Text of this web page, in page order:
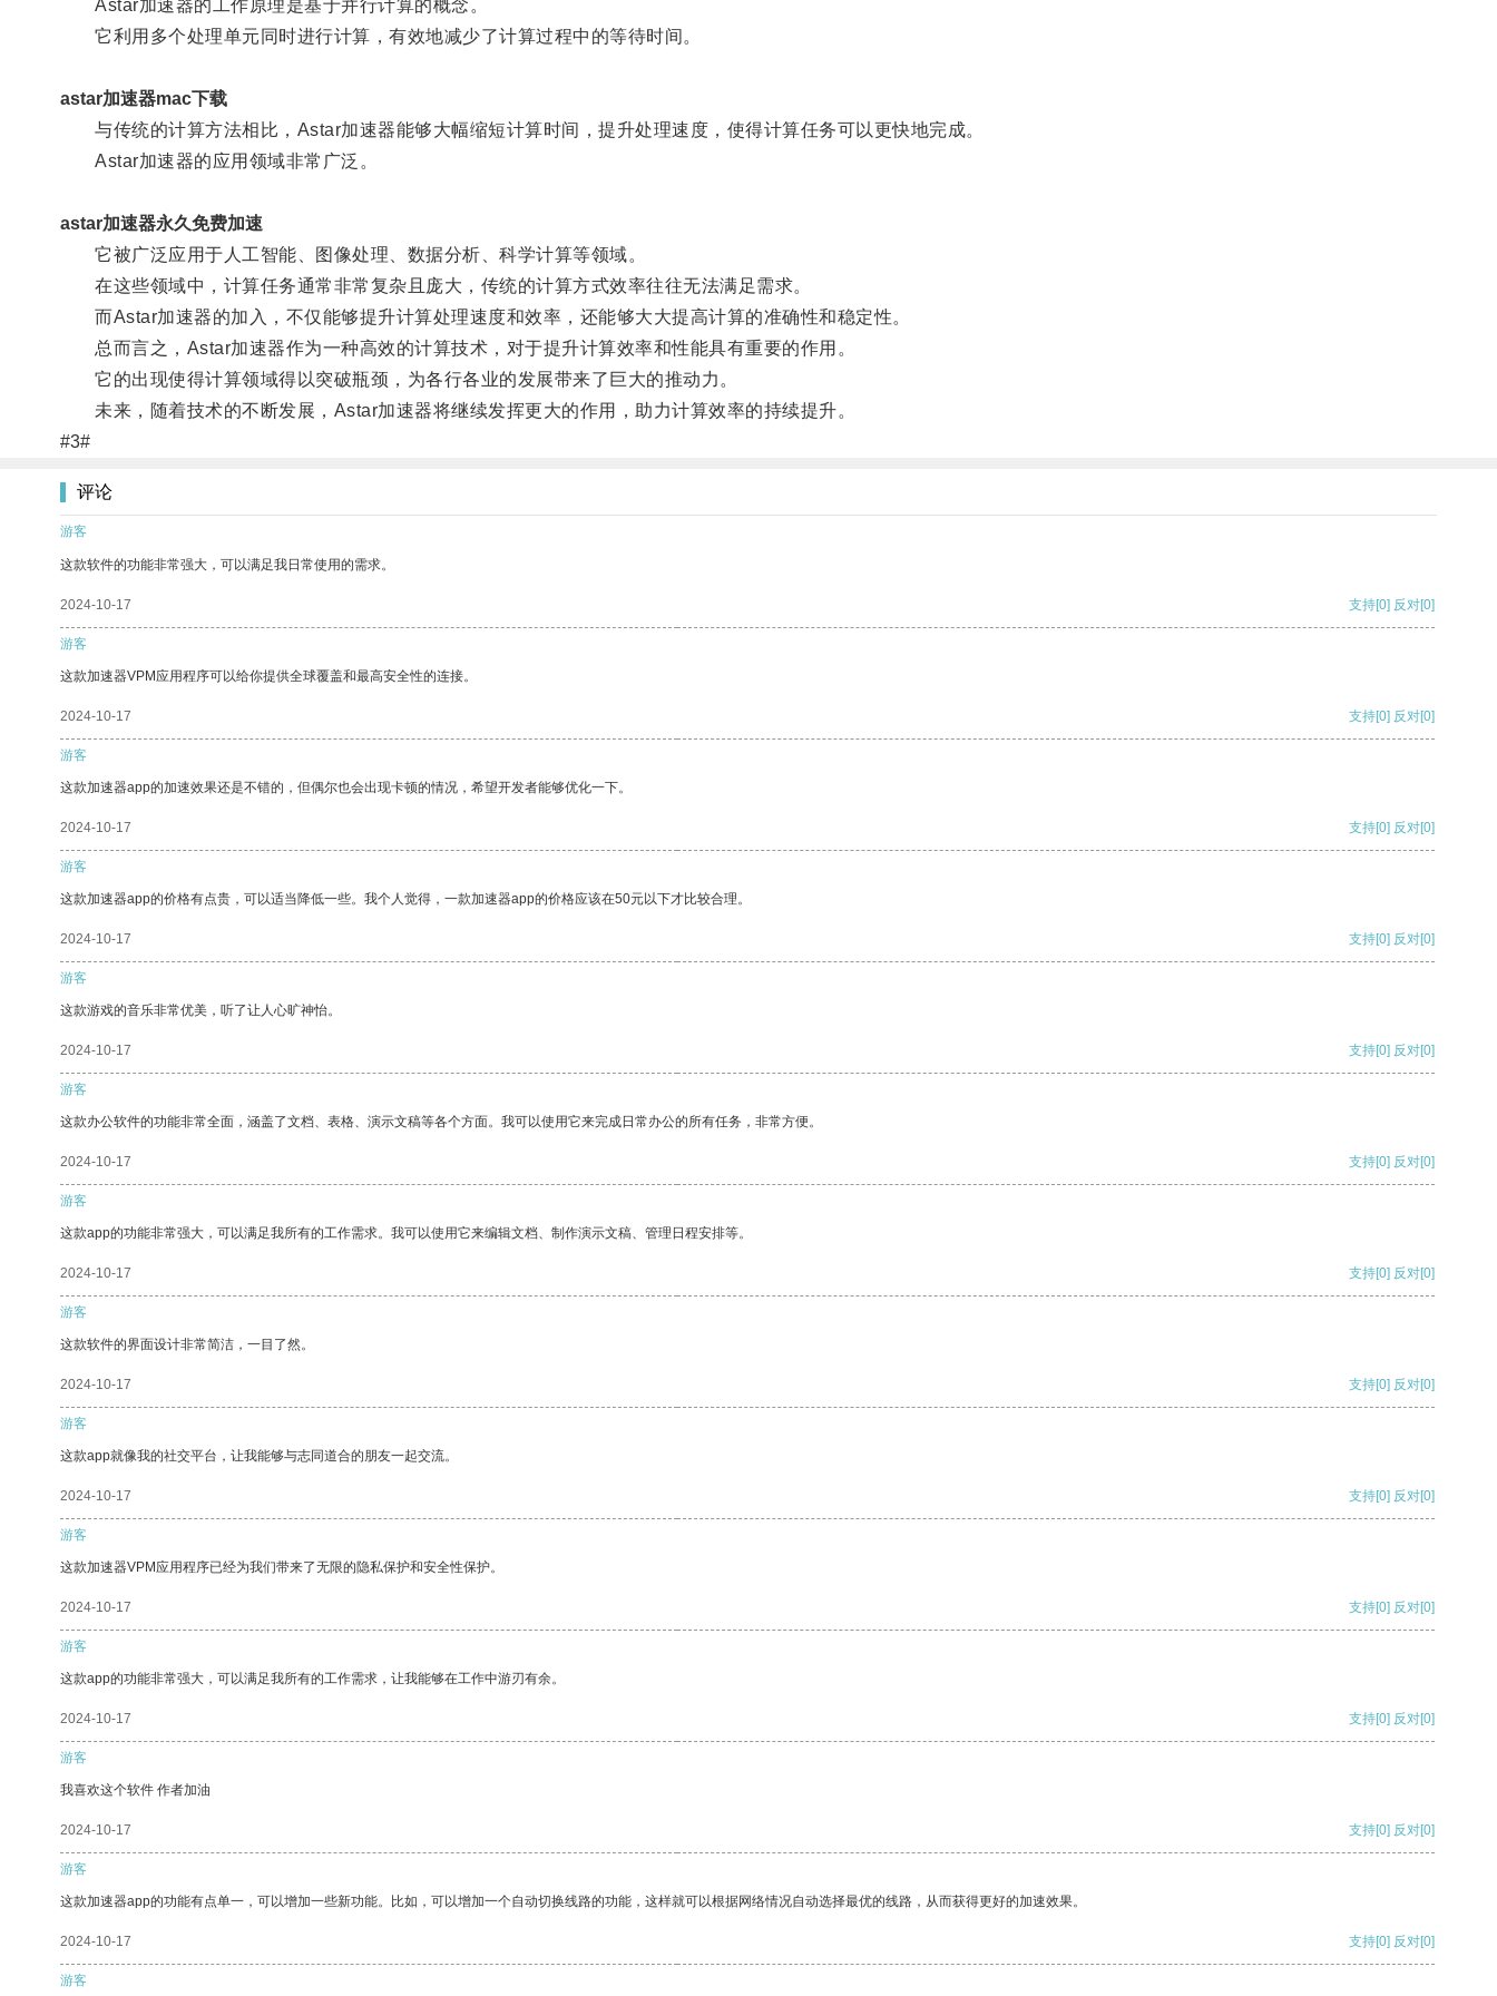
Astar加速器的工作原理是基于并行计算的概念。
它利用多个处理单元同时进行计算，有效地减少了计算过程中的等待时间。
astar加速器mac下载
与传统的计算方法相比，Astar加速器能够大幅缩短计算时间，提升处理速度，使得计算任务可以更快地完成。
Astar加速器的应用领域非常广泛。
astar加速器永久免费加速
它被广泛应用于人工智能、图像处理、数据分析、科学计算等领域。
在这些领域中，计算任务通常非常复杂且庞大，传统的计算方式效率往往无法满足需求。
而Astar加速器的加入，不仅能够提升计算处理速度和效率，还能够大大提高计算的准确性和稳定性。
总而言之，Astar加速器作为一种高效的计算技术，对于提升计算效率和性能具有重要的作用。
它的出现使得计算领域得以突破瓶颈，为各行各业的发展带来了巨大的推动力。
未来，随着技术的不断发展，Astar加速器将继续发挥更大的作用，助力计算效率的持续提升。
#3#
评论
游客
这款软件的功能非常强大，可以满足我日常使用的需求。
2024-10-17 支持[0] 反对[0]
游客
这款加速器VPM应用程序可以给你提供全球覆盖和最高安全性的连接。
2024-10-17 支持[0] 反对[0]
游客
这款加速器app的加速效果还是不错的，但偶尔也会出现卡顿的情况，希望开发者能够优化一下。
2024-10-17 支持[0] 反对[0]
游客
这款加速器app的价格有点贵，可以适当降低一些。我个人觉得，一款加速器app的价格应该在50元以下才比较合理。
2024-10-17 支持[0] 反对[0]
游客
这款游戏的音乐非常优美，听了让人心旷神怡。
2024-10-17 支持[0] 反对[0]
游客
这款办公软件的功能非常全面，涵盖了文档、表格、演示文稿等各个方面。我可以使用它来完成日常办公的所有任务，非常方便。
2024-10-17 支持[0] 反对[0]
游客
这款app的功能非常强大，可以满足我所有的工作需求。我可以使用它来编辑文档、制作演示文稿、管理日程安排等。
2024-10-17 支持[0] 反对[0]
游客
这款软件的界面设计非常简洁，一目了然。
2024-10-17 支持[0] 反对[0]
游客
这款app就像我的社交平台，让我能够与志同道合的朋友一起交流。
2024-10-17 支持[0] 反对[0]
游客
这款加速器VPM应用程序已经为我们带来了无限的隐私保护和安全性保护。
2024-10-17 支持[0] 反对[0]
游客
这款app的功能非常强大，可以满足我所有的工作需求，让我能够在工作中游刃有余。
2024-10-17 支持[0] 反对[0]
游客
我喜欢这个软件 作者加油
2024-10-17 支持[0] 反对[0]
游客
这款加速器app的功能有点单一，可以增加一些新功能。比如，可以增加一个自动切换线路的功能，这样就可以根据网络情况自动选择最优的线路，从而获得更好的加速效果。
2024-10-17 支持[0] 反对[0]
游客